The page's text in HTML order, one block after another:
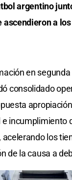
argentino
ascendieron a
en
consolidado
e incumplimiento
acelerando los
de la causa a